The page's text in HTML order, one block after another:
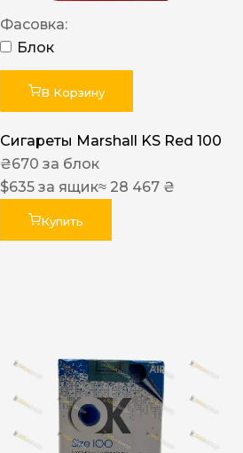
Фасовка:
Блок
В Корзину
Сигареты Marshall KS Red 100
₴670 за блок
$635 за ящик≈ 28 467 ₴
Купить